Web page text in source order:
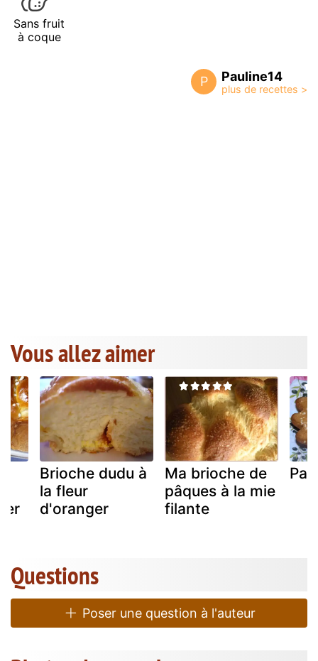
Sans fruit
à coque
P Pauline14
Vous allez aimer
Brioche dudu à
la fleur
d'oranger
Ma brioche de
pâques à la mie
filante
Questions
Poser une question à l'auteur